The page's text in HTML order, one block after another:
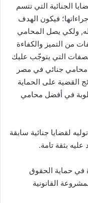
الجنائية التي تتسم
فيكون الهدف
ولكي يصل المحامي
من التميز والكفاءة
التي يتوجّب عليك
محامي جنائي في مصر
القضية على الحماية
في أفضل محامي
لقضايا جنائية سابقة
عليه بثقة تامة.
في حماية الحقوق
القانونية